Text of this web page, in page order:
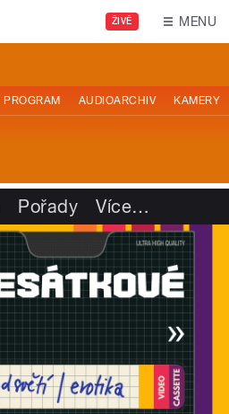
ŽIVĚ MENU
PROGRAM AUDIOARCHIV KAMERY
Pořady Více…